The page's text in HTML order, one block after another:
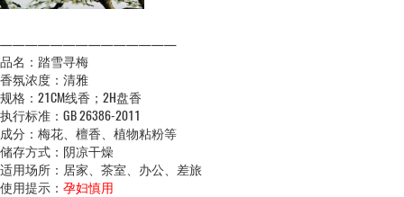
——————————————
品名：踏雪寻梅
香氛浓度：清雅
规格：21CM线香；2H盘香
执行标准：GB 26386-2011
成分：梅花、檀香、植物粘粉等
储存方式：阴凉干燥
适用场所：居家、茶室、办公、差旅
使用提示： 孕妇慎用